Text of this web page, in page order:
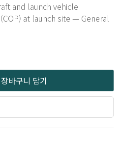
and launch vehicle
at launch site — General
장바구니 담기